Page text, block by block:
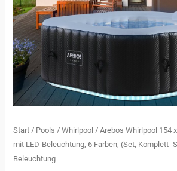
Start / Pools /Whirlpool / Arebos Whirlpool 154
mit LED-Beleuchtung, 6 Farben, (Set, Komplett -
Beleuchtung